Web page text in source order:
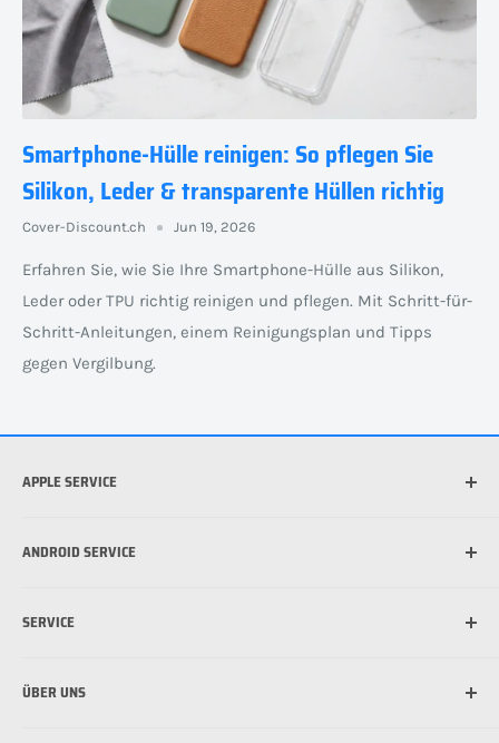
Smartphone-Hülle reinigen: So pflegen Sie
Silikon, Leder & transparente Hüllen richtig
Cover-Discount.ch Jun 19, 2026
Erfahren Sie, wie Sie Ihre Smartphone-Hülle aus Silikon,
Leder oder TPU richtig reinigen und pflegen. Mit Schritt-für-
Schritt-Anleitungen, einem Reinigungsplan und Tipps
gegen Vergilbung.
APPLE SERVICE
Welche iPad habe ich?
Was ist MagSafe?
ANDROID SERVICE
Schutzfolie für Handy anbringen: So funktioniert's
SERVICE
Zahlungsmöglichkeiten
ÜBER UNS